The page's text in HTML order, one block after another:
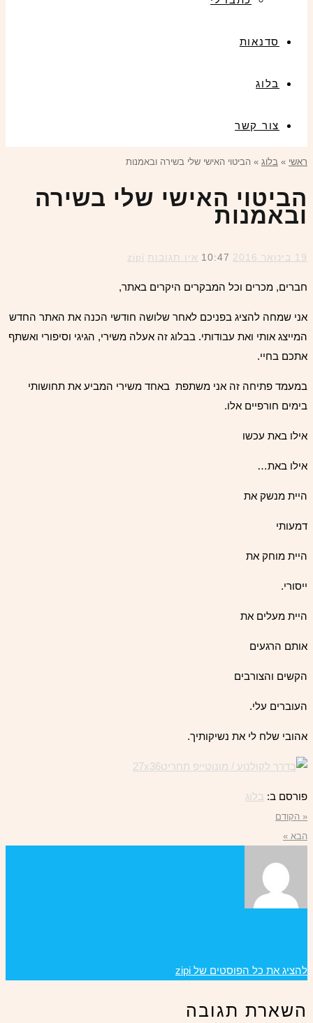
סדנאות
בלוג
צור קשר
ראשי » בלוג » הביטוי האישי שלי בשירה ובאמנות
הביטוי האישי שלי בשירה
ובאמנות
19 בינואר 2016 10:47 אין תגובות zipi
חברים, מכרים וכל המבקרים היקרים באתר,
אני שמחה להציג בפניכם לאחר שלושה חודשי הכנה את האתר החדש
המייצג אותי ואת עבודותי. בבלוג זה אעלה משירי, הגיגי וסיפורי ואשתף
אתכם בחיי.
במעמד פתיחה זה אני משתפת באחד משירי המביע את תחושותי
בימים חורפיים אלו.
אילו באת עכשו
אילו באת…
היית מנשק את
דמעותי
היית מוחק את
ייסורי.
היית מעלים את
אותם הרגעים
הקשים והצורבים
העוברים עלי.
אהובי שלח לי את נשיקותיך.
פורסם ב: בלוג
« הקודם
הבא »
להציג את כל הפוסטים של zipi
השארת תגובה